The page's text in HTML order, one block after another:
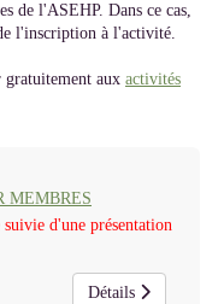
de l'ASEHP. Dans ce cas,
l'inscription à l'activité.
gratuitement aux activités
MEMBRES
suivie d'une présentation
Détails